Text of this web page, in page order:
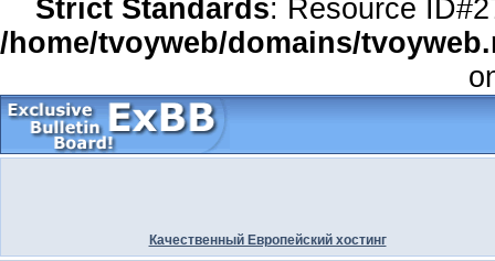
Strict Standards: Resource
/home/tvoyweb/domains/
Качественный Европейский хостинг